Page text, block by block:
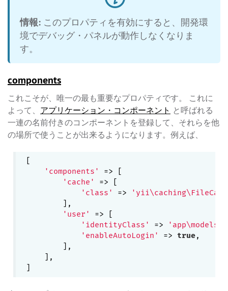
情報: このプロパティを有効にすると、開発環
境でデバッグ・パネルが動作しなくなりま
す。
components
これこそが、唯一の最も重要なプロパティです。 これに
よって、 アプリケーション・コンポーネント と呼ばれる
一連の名前付きのコンポーネントを登録して、それらを他
の場所で使うことが出来るようになります。例えば、
[
'components'
=> [
'cache'
=> [
'class'
=>
        ],
'user'
=> [
'identityClass'
=>
'enableAutoLogin'
=> true,
        ],
    ],